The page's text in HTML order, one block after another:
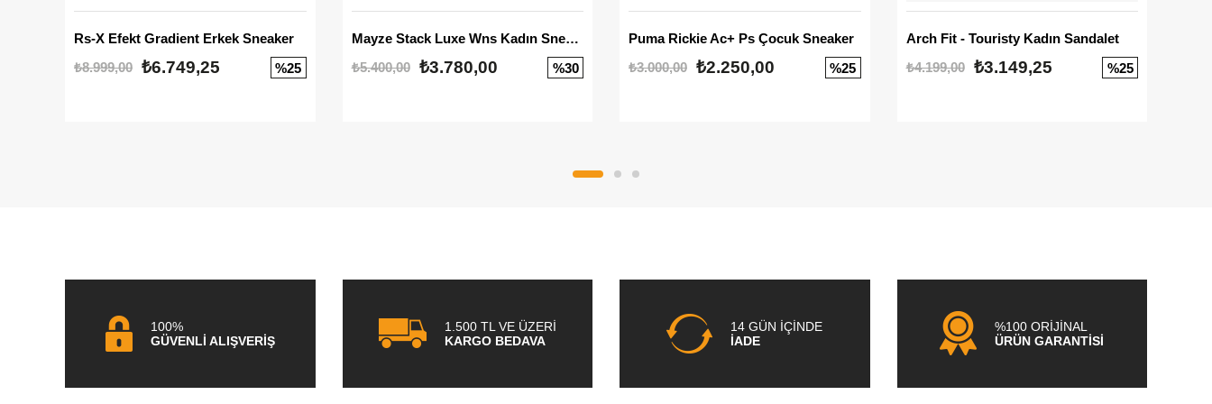
Rs-X Efekt Gradient Erkek Sneaker
₺8.999,00 ₺6.749,25 %25
Mayze Stack Luxe Wns Kadın Sneaker
₺5.400,00
₺3.780,00 %30
Puma Rickie Ac+ Ps Çocuk Sneaker
₺3.000,00 ₺2.250,00 %25
Arch Fit - Touristy Kadın Sandalet
₺4.199,00
₺3.149,25 %25
100%
GÜVENLİ ALIŞVERİŞ
1.500 TL VE ÜZERİ
KARGO BEDAVA
14 GÜN İÇİNDE
İADE
%100 ORİJİNAL
ÜRÜN GARANTİSİ